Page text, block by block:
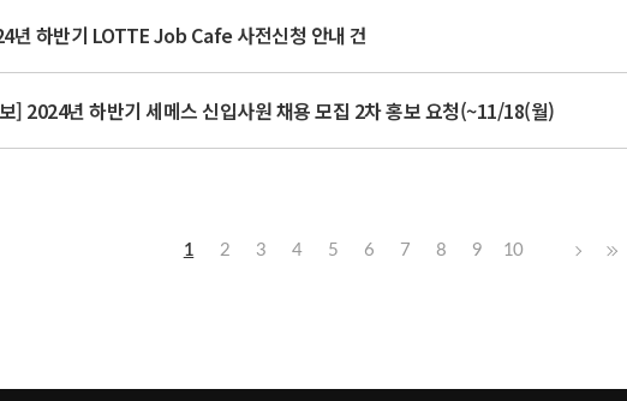
년 하반기 LOTTE Job Cafe 사전신청 안내 건
] 2024년 하반기 세메스 신입사원 채용 모집 2차 홍보 요청(~11/18(월)
1 2 3 4 5 6 7 8 9 10